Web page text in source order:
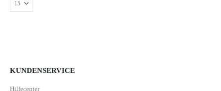
KUNDENSERVICE
Hilfecenter